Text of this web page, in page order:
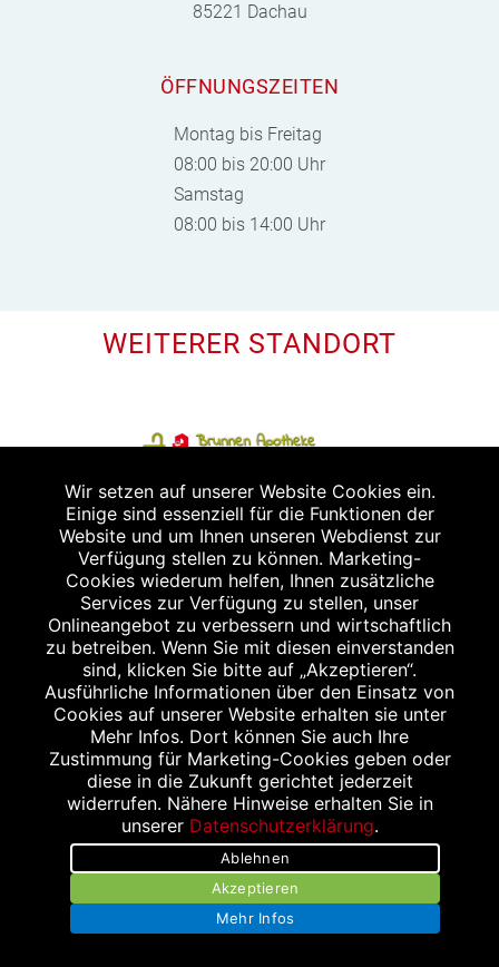
85221 Dachau
ÖFFNUNGSZEITEN
Montag bis Freitag
08:00 bis 20:00 Uhr
Samstag
08:00 bis 14:00 Uhr
WEITERER STANDORT
BRUNNEN APOTHEKE
Münchnerstraße 30
85221 Dachau
Tel.: 08131/84188
Fax: 08131/80850
Brunnen-DAH@t-online.de
Impressum
Datenschutz
Barrierefreiheit
Wir setzen auf unserer Website Cookies ein.
Einige sind essenziell für die Funktionen der
Website und um Ihnen unseren Webdienst zur
Verfügung stellen zu können. Marketing-
Cookies wiederum helfen, Ihnen zusätzliche
Services zur Verfügung zu stellen, unser
Onlineangebot zu verbessern und wirtschaftlich
zu betreiben. Wenn Sie mit diesen einverstanden
sind, klicken Sie bitte auf „Akzeptieren“.
Ausführliche Informationen über den Einsatz von
Cookies auf unserer Website erhalten sie unter
Mehr Infos. Dort können Sie auch Ihre
Zustimmung für Marketing-Cookies geben oder
diese in die Zukunft gerichtet jederzeit
widerrufen. Nähere Hinweise erhalten Sie in
unserer Datenschutzerklärung.
Ablehnen
Akzeptieren
Mehr Infos